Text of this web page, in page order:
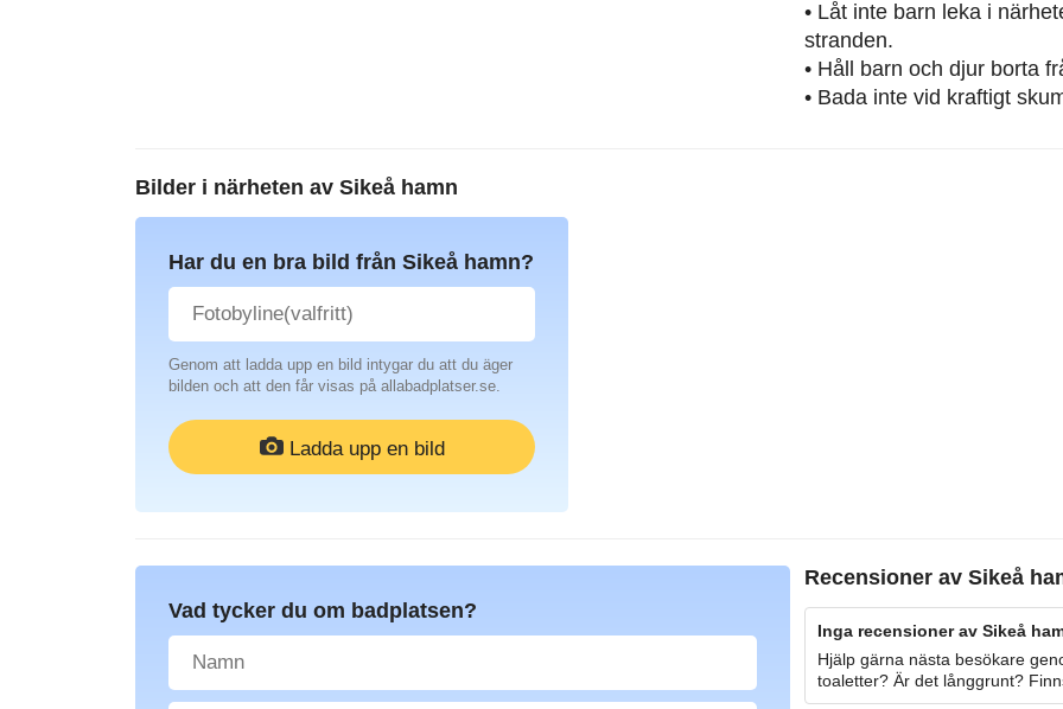
• Låt inte barn leka i
stranden.
• Håll barn och djur borta
• Bada inte vid kraftigt
Bilder i närheten av Sikeå hamn
Har du en bra bild från Sikeå hamn?
Genom att ladda upp en bild intygar du att du äger
bilden och att den får visas på allabadplatser.se.
Ladda upp en bild
Recensioner av Sikeå
Inga recensioner av Sikeå
Hjälp gärna nästa besökare
toaletter? Är det långgrunt?
Vad tycker du om badplatsen?